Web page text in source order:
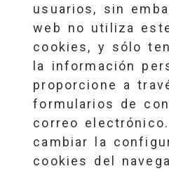
usuarios, sin
web no utiliza
cookies, y sólo
la información
proporcione a
formularios de
correo
cambiar la
cookies del